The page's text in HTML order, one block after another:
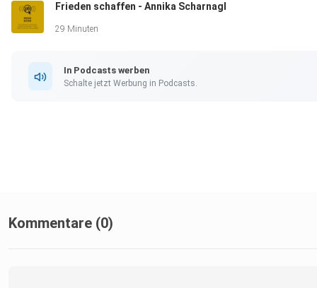
Frieden schaffen - Annika Scharnagl
29 Minuten
In Podcasts werben
Schalte jetzt Werbung in Podcasts.
Kommentare (0)